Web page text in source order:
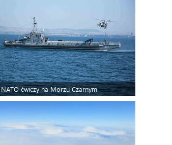
NATO ćwiczy na Morzu Czarnym